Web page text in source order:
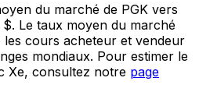
du marché de PGK vers
$. Le taux moyen du marché
les cours acheteur et vendeur
mondiaux. Pour estimer le
Xe, consultez notre page